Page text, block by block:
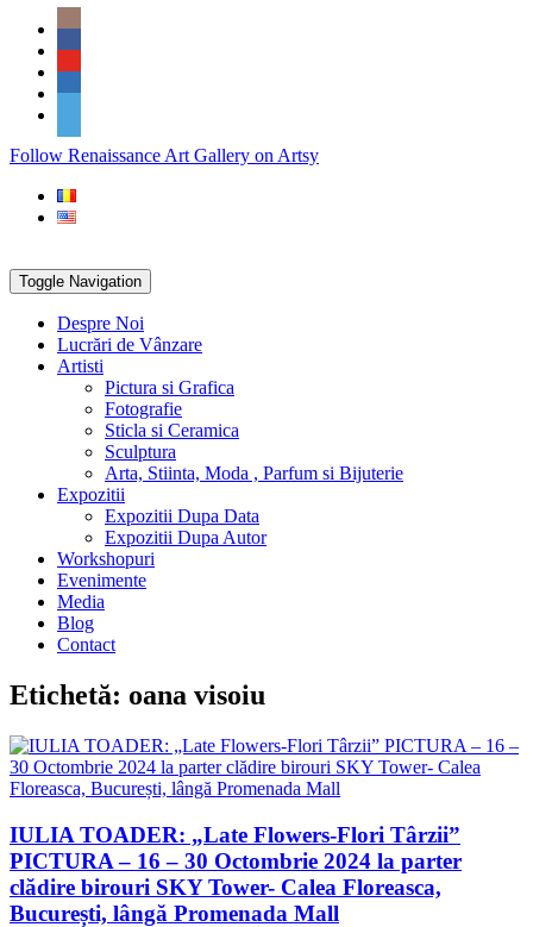
Skip
content
Social
Icons
PARTENER
Follow Renaissance Art Gallery on Artsy
Toggle Navigation
Despre Noi
Lucrări de Vânzare
Artisti
Pictura si Grafica
Fotografie
Sticla si Ceramica
Sculptura
Arta, Stiinta, Moda , Parfum si Bijuterie
Expozitii
Expozitii Dupa Data
Expozitii Dupa Autor
Workshopuri
Evenimente
Media
Blog
Contact
Etichetă: oana visoiu
IULIA TOADER: „Late Flowers-Flori Târzii”
PICTURA – 16 – 30 Octombrie 2024 la parter
clădire birouri SKY Tower- Calea Floreasca,
București, lângă Promenada Mall